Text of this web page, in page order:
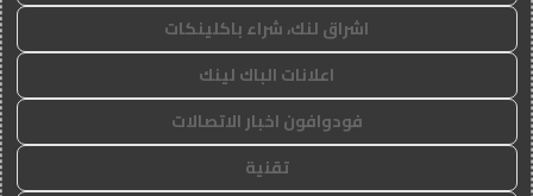
اشراق لنك، شراء باكلينكات
اعلانات الباك لينك
فودوافون اخبار الاتصالات
تقنية